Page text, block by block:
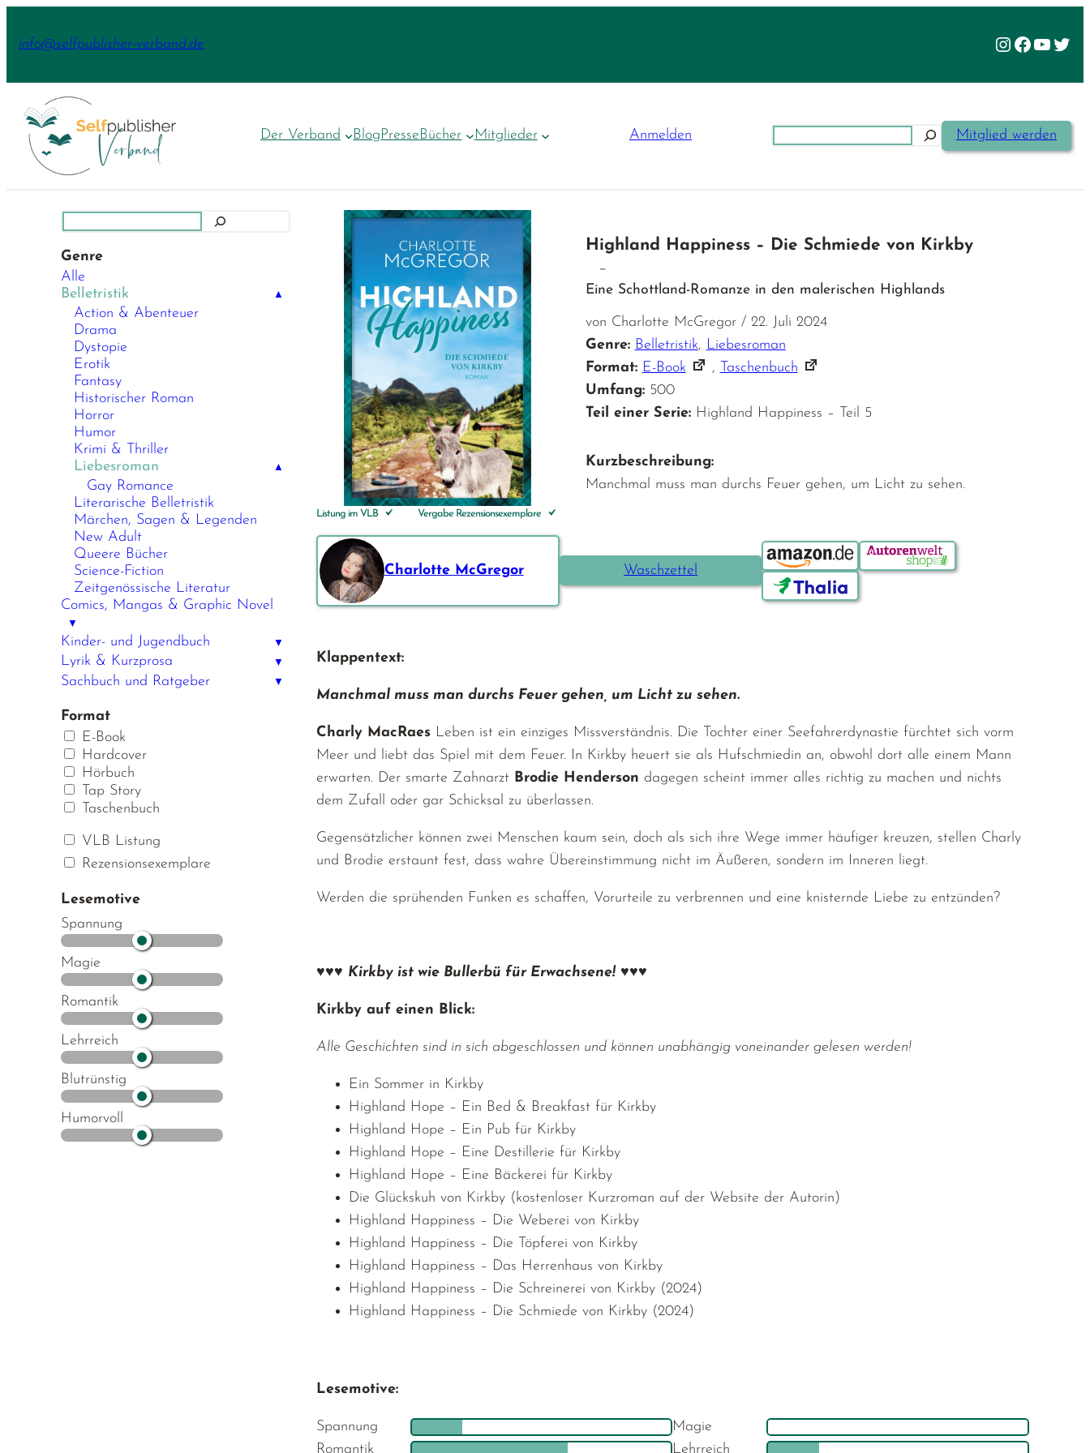
Inhalt
info@selfpublisher-verband.de Instagram
Facebook
Der Verband BlogPresseBücher Mitglieder Anmelden Mitglied werden
Genre
Alle
Belletristik
▲
Action & Abenteuer
Drama
Dystopie
Erotik
Fantasy
Historischer Roman
Horror
Humor
Krimi & Thriller
Liebesroman
▲
Gay Romance
Literarische Belletristik
Märchen, Sagen & Legenden
New Adult
Queere Bücher
Science-Fiction
Zeitgenössische Literatur
Comics, Mangas & Graphic Novel
▼
Kinder- und Jugendbuch ▼
Lyrik & Kurzprosa ▼
Sachbuch und Ratgeber ▼
Format
E-Book
Hardcover
Hörbuch
Tap Story
Taschenbuch
VLB Listung
Rezensionsexemplare
Lesemotive
Spannung
Magie
Romantik
Lehrreich
Blutrünstig
Humorvoll
Listung im VLB Vergabe Rezensionsexemplare
Highland Happiness – Die Schmiede von Kirkby
–
Eine Schottland-Romanze in den malerischen Highlands
von Charlotte McGregor / 22. Juli 2024
Genre: Belletristik, Liebesroman
Format: E-Book ,
Taschenbuch
Umfang: 500
Teil einer Serie: Highland Happiness – Teil 5
Kurzbeschreibung:
Manchmal muss man durchs Feuer gehen, um Licht zu sehen.
Charlotte McGregor Waschzettel
Bestellen über:
Klappentext:
Manchmal muss man durchs Feuer gehen, um Licht zu sehen.
Charly MacRaesLeben ist ein einziges Missverständnis. Die Tochter einer Seefahrerdynastie fürchtet sich vorm
Meer und liebt das Spiel mit dem Feuer. In Kirkby heuert sie als Hufschmiedin an, obwohl dort alle einem Mann
erwarten. Der smarte Zahnarzt Brodie Henderson dagegen scheint immer alles richtig zu machen und nichts
dem Zufall oder gar Schicksal zu überlassen.
Gegensätzlicher können zwei Menschen kaum sein, doch als sich ihre Wege immer häufiger kreuzen, stellen Charly
und Brodie erstaunt fest, dass wahre Übereinstimmung nicht im Äußeren, sondern im Inneren liegt.
Werden die sprühenden Funken es schaffen, Vorurteile zu verbrennen und eine knisternde Liebe zu entzünden?
♥♥♥ Kirkby ist wie Bullerbü für Erwachsene!♥♥♥
Kirkby auf einen Blick:
Alle Geschichten sind in sich abgeschlossen und können unabhängig voneinander gelesen werden!
Ein Sommer in Kirkby
Highland Hope – Ein Bed & Breakfast für Kirkby
Highland Hope – Ein Pub für Kirkby
Highland Hope – Eine Destillerie für Kirkby
Highland Hope – Eine Bäckerei für Kirkby
Die Glückskuh von Kirkby (kostenloser Kurzroman auf der Website der Autorin)
Highland Happiness – Die Weberei von Kirkby
Highland Happiness – Die Töpferei von Kirkby
Highland Happiness – Das Herrenhaus von Kirkby
Highland Happiness – Die Schreinerei von Kirkby (2024)
Highland Happiness – Die Schmiede von Kirkby (2024)
Lesemotive:
Spannung
Magie
Romantik
Lehrreich